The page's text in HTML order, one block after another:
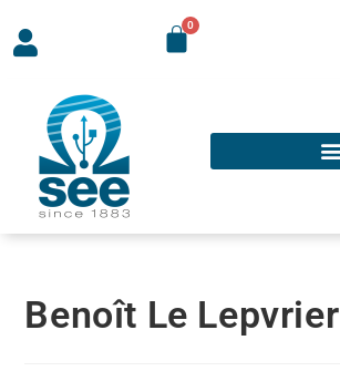
Benoît Le Lepvrier